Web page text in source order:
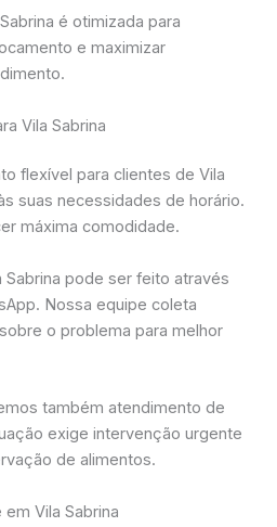
é otimizada para
e maximizar
Vila Sabrina
flexível para clientes de Vila
suas necessidades de horário.
máxima comodidade.
Sabrina pode ser feito através
Nossa equipe coleta
o problema para melhor
também atendimento de
exige intervenção urgente
de alimentos.
Vila Sabrina